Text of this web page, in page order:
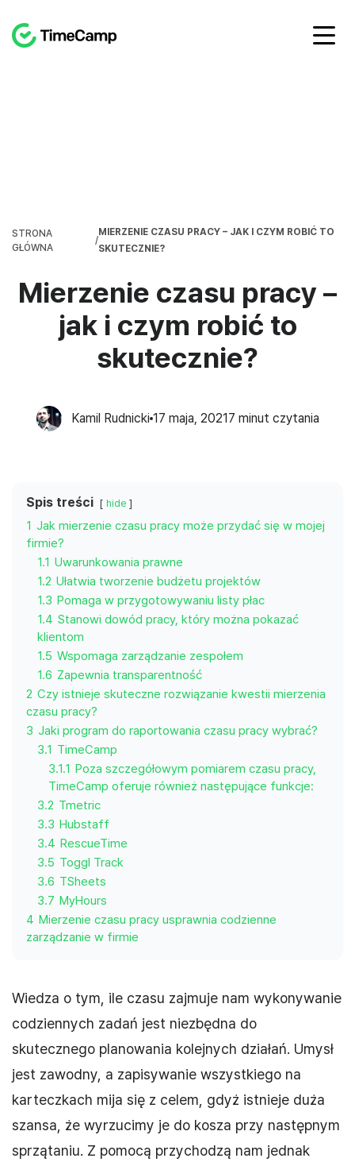
STRONA
GŁÓWNA
/
MIERZENIE CZASU PRACY – JAK I CZYM ROBIĆ TO
SKUTECZNIE?
Mierzenie czasu pracy –
jak i czym robić to
skutecznie?
Kamil Rudnicki 17 maja, 20217 minut czytania
Spis treści hide
1 Jak mierzenie czasu pracy może przydać się w mojej
firmie?
1.1 Uwarunkowania prawne
1.2 Ułatwia tworzenie budżetu projektów
1.3 Pomaga w przygotowywaniu listy płac
1.4 Stanowi dowód pracy, który można pokazać
klientom
1.5 Wspomaga zarządzanie zespołem
1.6 Zapewnia transparentność
2 Czy istnieje skuteczne rozwiązanie kwestii mierzenia
czasu pracy?
3 Jaki program do raportowania czasu pracy wybrać?
3.1 TimeCamp
3.1.1 Poza szczegółowym pomiarem czasu pracy,
TimeCamp oferuje również następujące funkcje:
3.2 Tmetric
3.3 Hubstaff
3.4 RescueTime
3.5 Toggl Track
3.6 TSheets
3.7 MyHours
4 Mierzenie czasu pracy usprawnia codzienne
zarządzanie w firmie
Wiedza o tym, ile czasu zajmuje nam wykonywanie
codziennych zadań jest niezbędna do
skutecznego planowania kolejnych działań. Umysł
jest zawodny, a zapisywanie wszystkiego na
karteczkach mija się z celem, gdyż istnieje duża
szansa, że wyrzucimy je do kosza przy następnym
sprzątaniu. Z pomocą przychodzą nam jednak